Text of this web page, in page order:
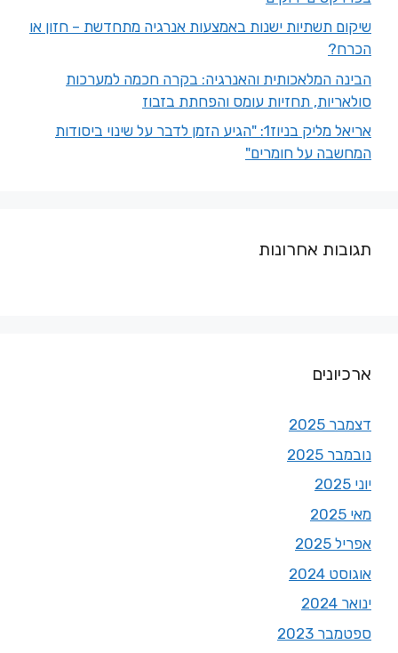
שיקום תשתיות ישנות באמצעות אנרגיה מתחדשת – חזון או
הכרח?
הבינה המלאכותית והאנרגיה: בקרה חכמה למערכות
סולאריות, תחזיות עומס והפחתת בזבוז
אריאל מליק בניוז1: "הגיע הזמן לדבר על שינוי ביסודות
המחשבה על חומרים"
תגובות אחרונות
ארכיונים
דצמבר 2025
נובמבר 2025
יוני 2025
מאי 2025
אפריל 2025
אוגוסט 2024
ינואר 2024
ספטמבר 2023